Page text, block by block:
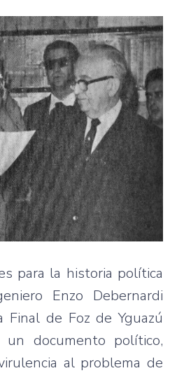
para la historia política
Enzo Debernardi
Final de Foz de Yguazú
un documento político,
al problema de